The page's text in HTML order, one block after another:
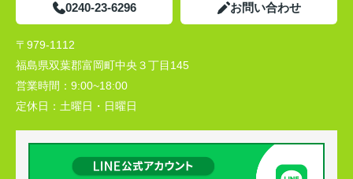
0240-23-6296 お問い合わせ
〒979-1112
福島県双葉郡富岡町中央３丁目145
営業時間： 9:00~18:00
定休日： 土曜日・日曜日